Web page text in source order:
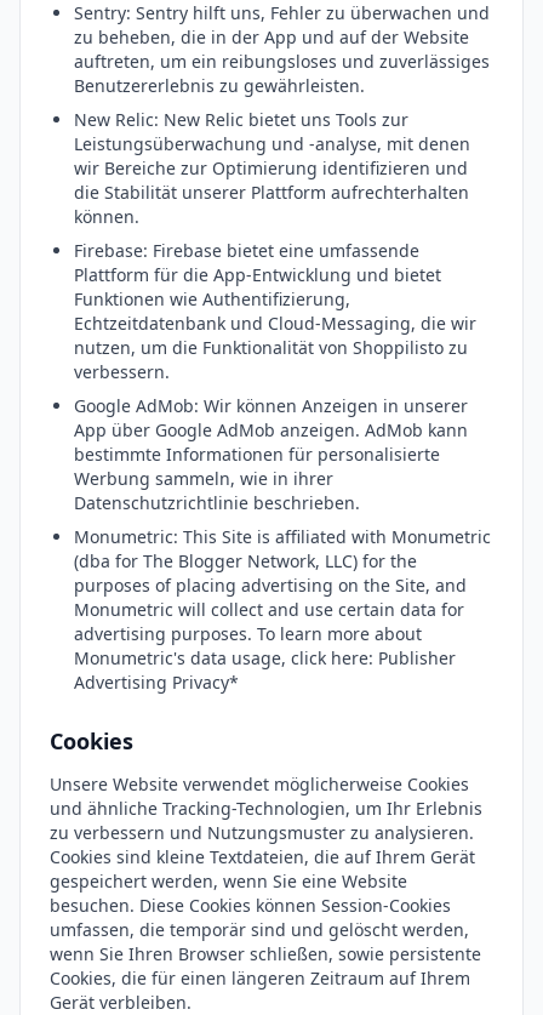
Sentry: Sentry hilft uns, Fehler zu überwachen und
zu beheben, die in der App und auf der Website
auftreten, um ein reibungsloses und zuverlässiges
Benutzererlebnis zu gewährleisten.
New Relic: New Relic bietet uns Tools zur
Leistungsüberwachung und -analyse, mit denen
wir Bereiche zur Optimierung identifizieren und
die Stabilität unserer Plattform aufrechterhalten
können.
Firebase: Firebase bietet eine umfassende
Plattform für die App-Entwicklung und bietet
Funktionen wie Authentifizierung,
Echtzeitdatenbank und Cloud-Messaging, die wir
nutzen, um die Funktionalität von Shoppilisto zu
verbessern.
Google AdMob: Wir können Anzeigen in unserer
App über Google AdMob anzeigen. AdMob kann
bestimmte Informationen für personalisierte
Werbung sammeln, wie in ihrer
Datenschutzrichtlinie beschrieben.
Monumetric: This Site is affiliated with Monumetric
(dba for The Blogger Network, LLC) for the
purposes of placing advertising on the Site, and
Monumetric will collect and use certain data for
advertising purposes. To learn more about
Monumetric's data usage, click here: Publisher
Advertising Privacy*
Cookies
Unsere Website verwendet möglicherweise Cookies
und ähnliche Tracking-Technologien, um Ihr Erlebnis
zu verbessern und Nutzungsmuster zu analysieren.
Cookies sind kleine Textdateien, die auf Ihrem Gerät
gespeichert werden, wenn Sie eine Website
besuchen. Diese Cookies können Session-Cookies
umfassen, die temporär sind und gelöscht werden,
wenn Sie Ihren Browser schließen, sowie persistente
Cookies, die für einen längeren Zeitraum auf Ihrem
Gerät verbleiben.